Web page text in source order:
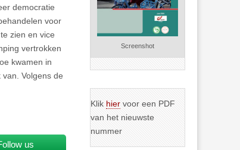
democratie
voor
zien en vice
vertrokken
kwamen in
Volgens de
us
Screenshot
Klik hier voor een PDF
van het nieuwste
nummer